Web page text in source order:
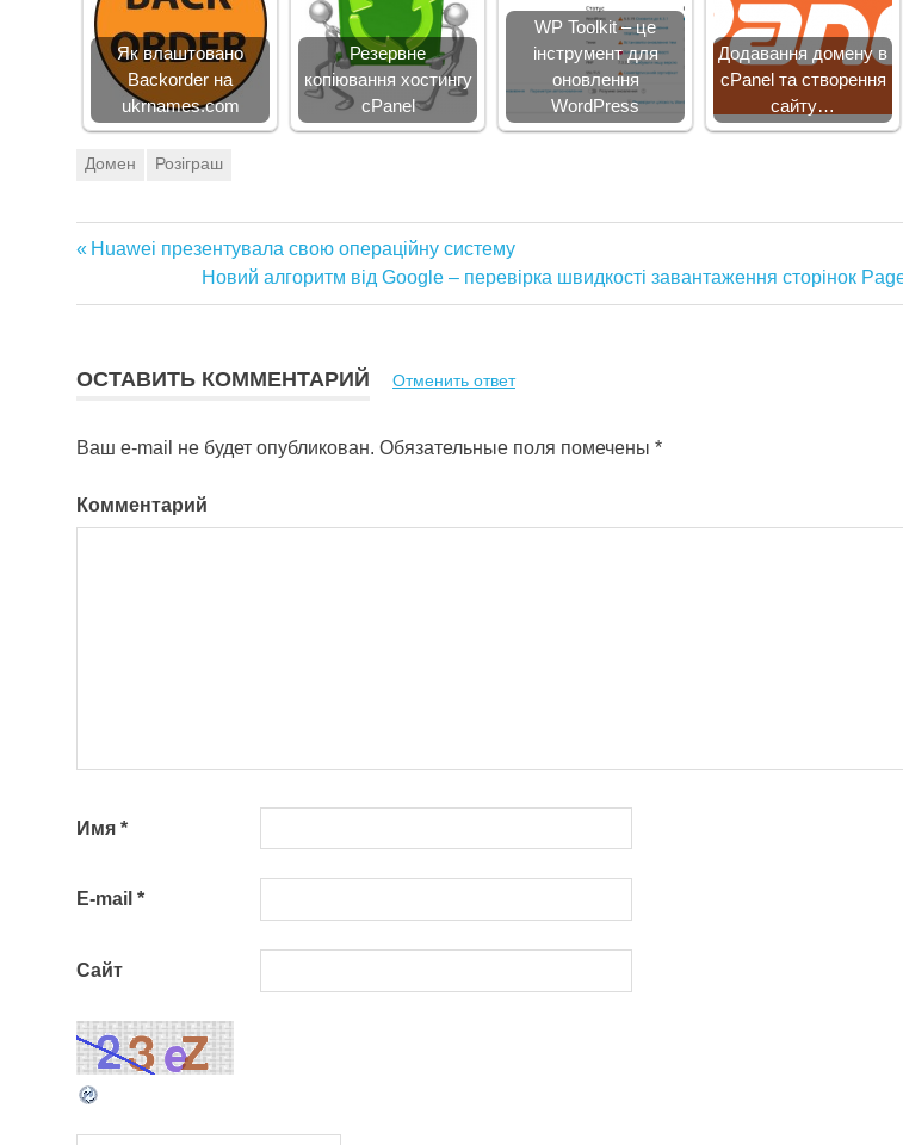
Як влаштовано
Backorder на
ukrnames.com
Резервне
копіювання хостингу
cPanel
WP Toolkit – це
інструмент для
оновлення
WordPress
Додавання домену в
cPanel та створення
сайту…
Домен Розіграш
Навигация
записям
Предыдущая
Huawei презентувала свою операційну систему
Следующая
запись:
Новий алгоритм від Google – перевірка швидкості завантаження сторінок
ОСТАВИТЬ КОММЕНТАРИЙ Отменить ответ
Ваш e-mail не будет опубликован. Обязательные поля помечены *
Комментарий
Имя *
E-mail *
Сайт